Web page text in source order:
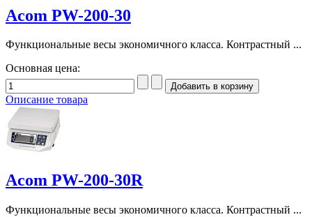
Acom PW-200-30
Функциональные весы экономичного класса. Контрастный ...
Основная цена:
Описание товара
Acom PW-200-30R
Функциональные весы экономичного класса. Контрастный ...